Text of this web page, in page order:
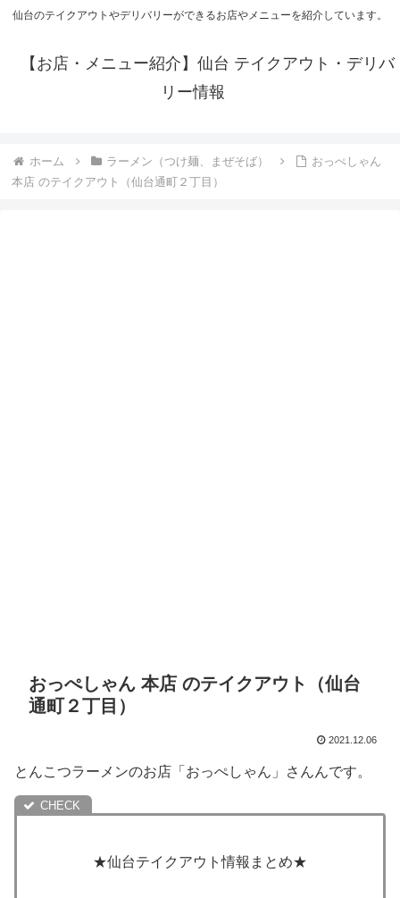
仙台のテイクアウトやデリバリーができるお店やメニューを紹介しています。
【お店・メニュー紹介】仙台 テイクアウト・デリバ
リー情報
ホーム ラーメン（つけ麺、まぜそば）
おっぺしゃん
本店 のテイクアウト（仙台通町２丁目）
おっぺしゃん 本店 のテイクアウト（仙台
通町２丁目）
2021.12.06
とんこつラーメンのお店「おっぺしゃん」さんんです。
★仙台テイクアウト情報まとめ★